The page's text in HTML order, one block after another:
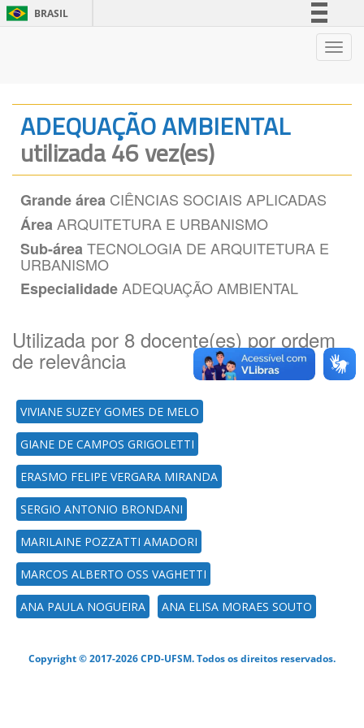
BRASIL
Legislação
ADEQUAÇÃO AMBIENTAL
utilizada 46 vez(es)
Grande área CIÊNCIAS SOCIAIS APLICADAS
Área ARQUITETURA E URBANISMO
Sub-áreaTECNOLOGIA DE ARQUITETURA E
URBANISMO
Especialidade ADEQUAÇÃO AMBIENTAL
Utilizada por 8 docente(es) por ordem
de relevância
VIVIANE SUZEY GOMES DE MELO
GIANE DE CAMPOS GRIGOLETTI
ERASMO FELIPE VERGARA MIRANDA
SERGIO ANTONIO BRONDANI
MARILAINE POZZATTI AMADORI
MARCOS ALBERTO OSS VAGHETTI
ANA PAULA NOGUEIRA ANA ELISA MORAES SOUTO
Copyright © 2017-2026 CPD-UFSM. Todos os direitos reservados.